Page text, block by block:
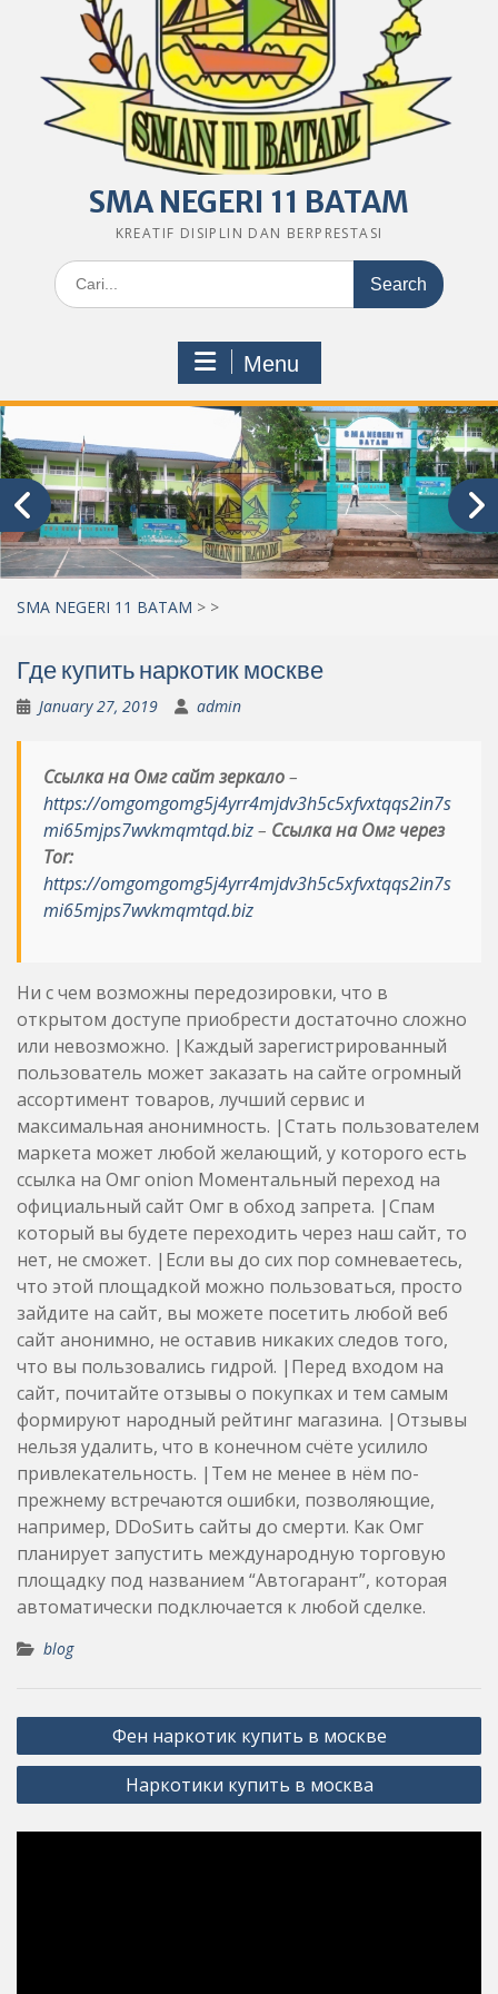
SMA NEGERI 11 BATAM
KREATIF DISIPLIN DAN BERPRESTASI
Search
for:
Menu
SMA NEGERI 11 BATAM > >
Где купить наркотик москве
January 27, 2019 admin
Ссылка на Омг сайт зеркало–
https://omgomgomg5j4yrr4mjdv3h5c5xfvxtqqs2in7s
mi65mjps7wvkmqmtqd.biz– Ссылка на Омг через
Tor:
https://omgomgomg5j4yrr4mjdv3h5c5xfvxtqqs2in7s
mi65mjps7wvkmqmtqd.biz
Ни с чем возможны передозировки, что в
открытом доступе приобрести достаточно сложно
или невозможно. |Каждый зарегистрированный
пользователь может заказать на сайте огромный
ассортимент товаров, лучший сервис и
максимальная анонимность. |Стать пользователем
маркета может любой желающий, у которого есть
ссылка на Омг onion Моментальный переход на
официальный сайт Омг в обход запрета. |Спам
который вы будете переходить через наш сайт, то
нет, не сможет. |Если вы до сих пор сомневаетесь,
что этой площадкой можно пользоваться, просто
зайдите на сайт, вы можете посетить любой веб
сайт анонимно, не оставив никаких следов того,
что вы пользовались гидрой. |Перед входом на
сайт, почитайте отзывы о покупках и тем самым
формируют народный рейтинг магазина. |Отзывы
нельзя удалить, что в конечном счёте усилило
привлекательность. |Тем не менее в нём по-
прежнему встречаются ошибки, позволяющие,
например, DDoSить сайты до смерти. Как Омг
планирует запустить международную торговую
площадку под названием “Автогарант”, которая
автоматически подключается к любой сделке.
blog
Post
navigation
Фен наркотик купить в москве
Наркотики купить в москва